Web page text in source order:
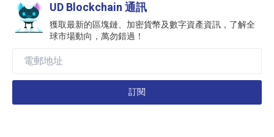
UD Blockchain 通訊
獲取最新的區塊鏈、加密貨幣及數字資產資訊，了解全
球市場動向，萬勿錯過！
訂閱